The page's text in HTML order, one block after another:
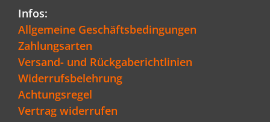
Infos:
Allgemeine Geschäftsbedingungen
Zahlungsarten
Versand- und Rückgaberichtlinien
Widerrufsbelehrung
Achtungsregel
Vertrag widerrufen